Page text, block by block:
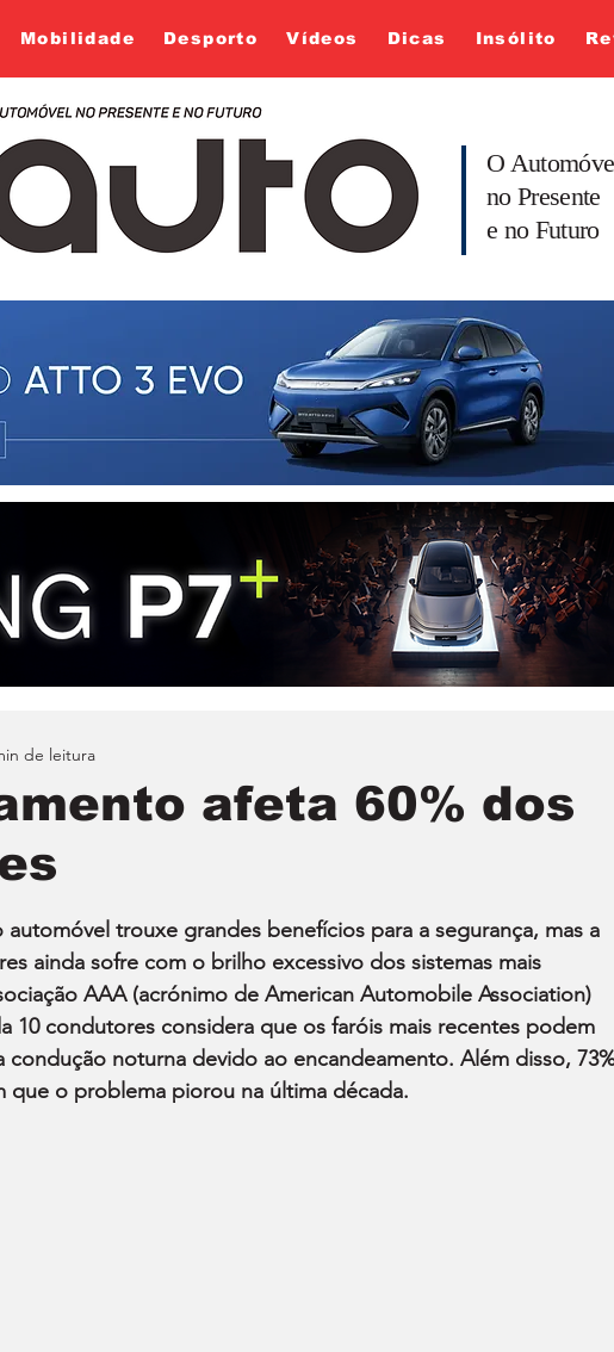
Mobilidade Desporto Vídeos Dicas Insólito
O
no Presente
e no Futuro
afeta 60% dos
de leitura
trouxe grandes benefícios para a segurança, mas a
ainda sofre com o brilho excessivo dos sistemas mais
AAA (acrónimo de American Automobile Association)
10 condutores considera que os faróis mais recentes podem
condução noturna devido ao encandeamento. Além disso,
que o problema piorou na última década.